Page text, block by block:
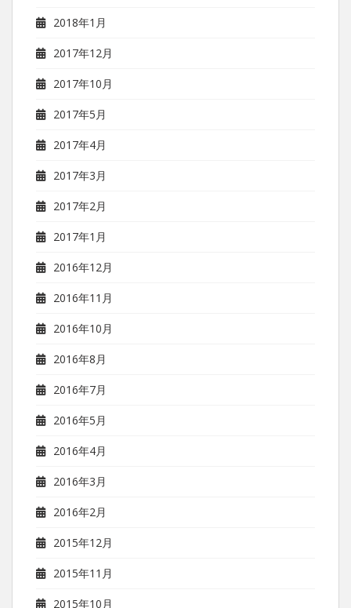
2018年1月
2017年12月
2017年10月
2017年5月
2017年4月
2017年3月
2017年2月
2017年1月
2016年12月
2016年11月
2016年10月
2016年8月
2016年7月
2016年5月
2016年4月
2016年3月
2016年2月
2015年12月
2015年11月
2015年10月